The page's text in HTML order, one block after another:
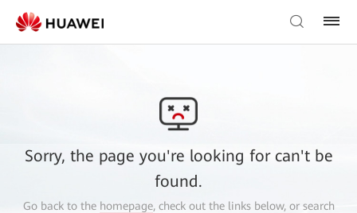
Sorry, the page you're looking for can't be
found.
Go back to the homepage, check out the links below, or search